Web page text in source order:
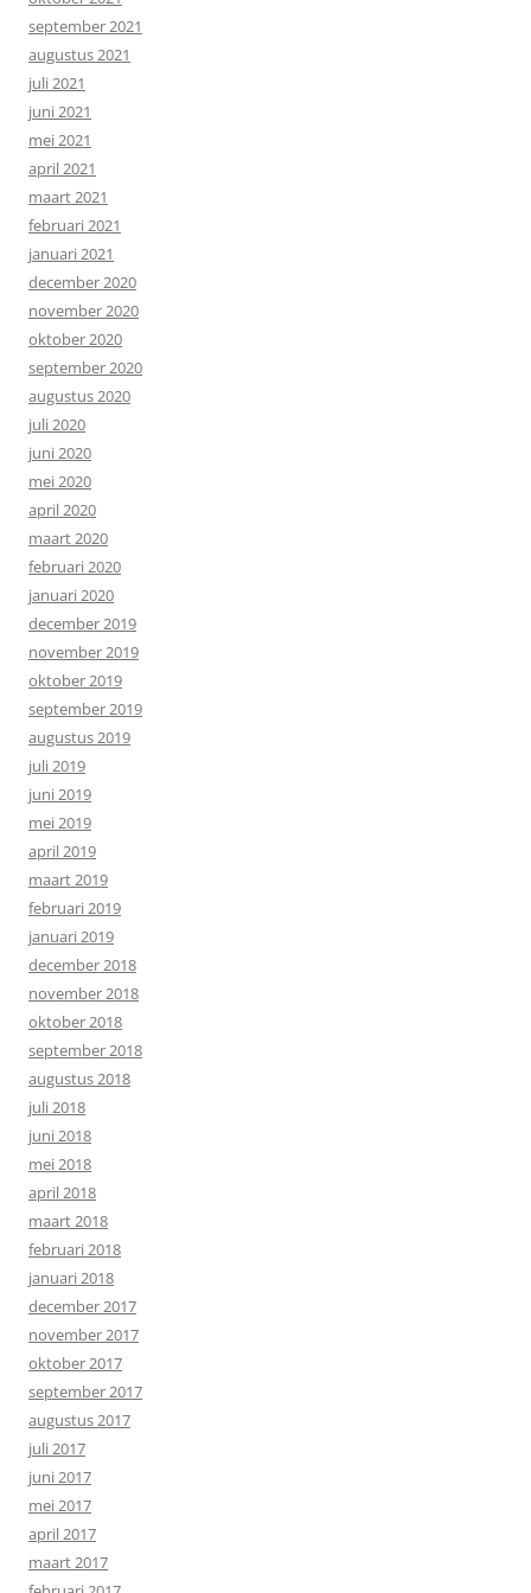
september 2021
augustus 2021
juli 2021
juni 2021
mei 2021
april 2021
maart 2021
februari 2021
januari 2021
december 2020
november 2020
oktober 2020
september 2020
augustus 2020
juli 2020
juni 2020
mei 2020
april 2020
maart 2020
februari 2020
januari 2020
december 2019
november 2019
oktober 2019
september 2019
augustus 2019
juli 2019
juni 2019
mei 2019
april 2019
maart 2019
februari 2019
januari 2019
december 2018
november 2018
oktober 2018
september 2018
augustus 2018
juli 2018
juni 2018
mei 2018
april 2018
maart 2018
februari 2018
januari 2018
december 2017
november 2017
oktober 2017
september 2017
augustus 2017
juli 2017
juni 2017
mei 2017
april 2017
maart 2017